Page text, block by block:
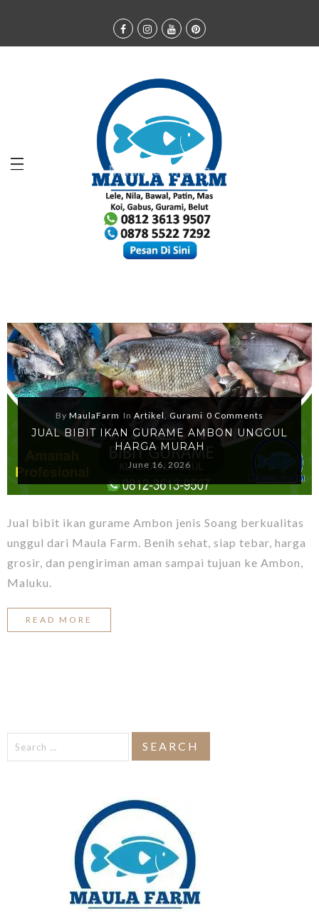
By MaulaFarm In Artikel, Gurami 0 Comments
JUAL BIBIT IKAN GURAME AMBON UNGGUL
HARGA MURAH
June 16, 2026
Jual bibit ikan gurame Ambon jenis Soang berkualitas
unggul dari Maula Farm. Benih sehat, siap tebar, harga
grosir, dan pengiriman aman sampai tujuan ke Ambon,
Maluku.
READ MORE
Search
for: